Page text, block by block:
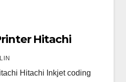
Hitachi
Hitachi Inkjet coding